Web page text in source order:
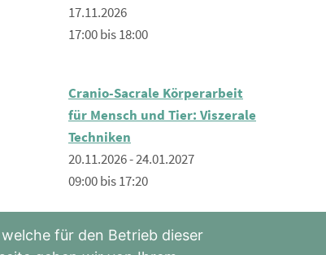
17.11.2026
17:00 bis 18:00
Cranio-Sacrale Körperarbeit
für Mensch und Tier: Viszerale
Techniken
20.11.2026 - 24.01.2027
09:00 bis 17:20
Cranio-Sacrale Körperarbeit:
für den Betrieb dieser